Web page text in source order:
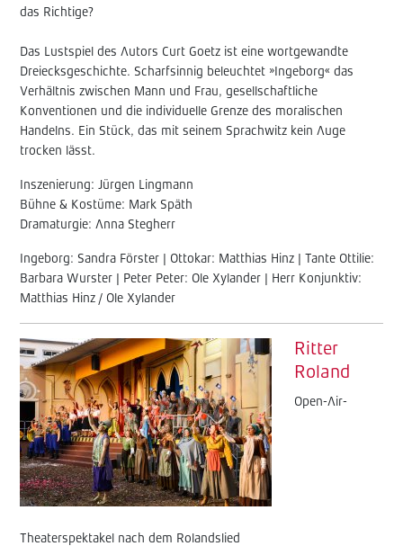
das Richtige?
Das Lustspiel des Autors Curt Goetz ist eine wortgewandte
Dreiecksgeschichte. Scharfsinnig beleuchtet »Ingeborg« das
Verhältnis zwischen Mann und Frau, gesellschaftliche
Konventionen und die individuelle Grenze des moralischen
Handelns. Ein Stück, das mit seinem Sprachwitz kein Auge
trocken lässt.
Inszenierung: Jürgen Lingmann
Bühne & Kostüme: Mark Späth
Dramaturgie: Anna Stegherr
Ingeborg: Sandra Förster | Ottokar: Matthias Hinz | Tante Ottilie:
Barbara Wurster | Peter Peter: Ole Xylander | Herr Konjunktiv:
Matthias Hinz / Ole Xylander
Ritter
Roland
Open-Air-
Theaterspektakel nach dem Rolandslied